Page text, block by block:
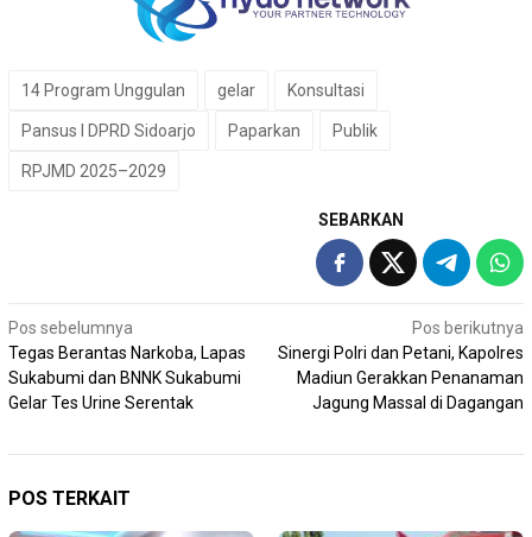
14 Program Unggulan gelar Konsultasi
Pansus I DPRD Sidoarjo Paparkan Publik
RPJMD 2025–2029
SEBARKAN
Navigasi
pos
Pos sebelumnya
Tegas Berantas Narkoba, Lapas
Sukabumi dan BNNK Sukabumi
Gelar Tes Urine Serentak
Pos berikutnya
Sinergi Polri dan Petani, Kapolres
Madiun Gerakkan Penanaman
Jagung Massal di Dagangan
POS TERKAIT